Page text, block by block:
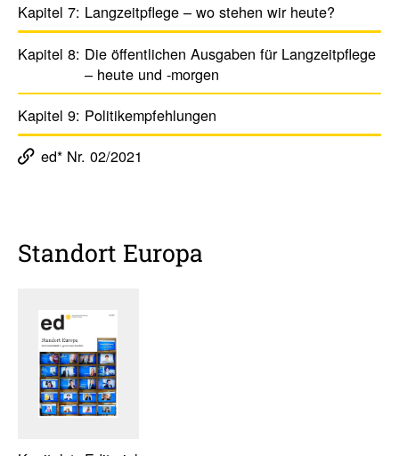
Kapitel 7: Lang­zeit­pflege – wo stehen wir heute?
Kapitel 8: Die öffent­li­chen Ausgaben für Lang­zeit­pflege
– heute und -morgen
Kapitel 9: Poli­ti­k­emp­feh­lungen
ed* Nr. 02/2021
Standort Europa